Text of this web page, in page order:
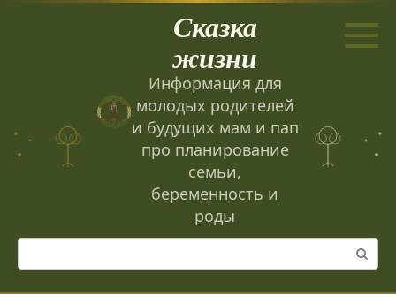
Сказка
жизни
Информация для
молодых родителей
и будущих мам и пап
про планирование
семьи,
беременность и
роды
Поиск: